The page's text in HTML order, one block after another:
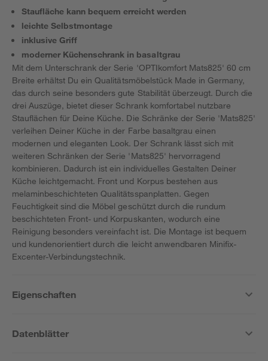
Staufläche kann bequem erreicht werden
leichte Selbstmontage
inklusive Griff
moderner Küchenschrank in basaltgrau
Mit dem Unterschrank der Serie 'OPTIkomfort Mats825' 60 cm
Breite erhältst Du ein Qualitätsmöbelstück Made in Germany,
das durch seine besonders gute Stabilität überzeugt. Durch die
drei Auszüge, bietet dieser Schrank komfortabel nutzbare
Stauflächen für Deine Küche. Die Schränke der Serie 'Mats825'
verleihen Deiner Küche in der Farbe basaltgrau einen
modernen und eleganten Look. Der Schrank lässt sich mit
weiteren Schränken der Serie 'Mats825' hervorragend
kombinieren. Dadurch ist ein individuelles Gestalten Deiner
Küche leichtgemacht. Front und Korpus bestehen aus
melaminbeschichteten Qualitätsspanplatten. Gegen
Feuchtigkeit sind die Möbel geschützt durch die rundum
beschichteten Front- und Korpuskanten, wodurch eine
Reinigung besonders vereinfacht ist. Die Montage ist bequem
und kundenorientiert durch die leicht anwendbaren Minifix-
Excenter-Verbindungstechnik.
Eigenschaften
Datenblätter